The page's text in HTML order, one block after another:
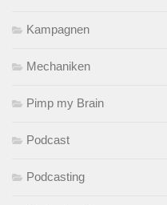
Kampagnen
Mechaniken
Pimp my Brain
Podcast
Podcasting